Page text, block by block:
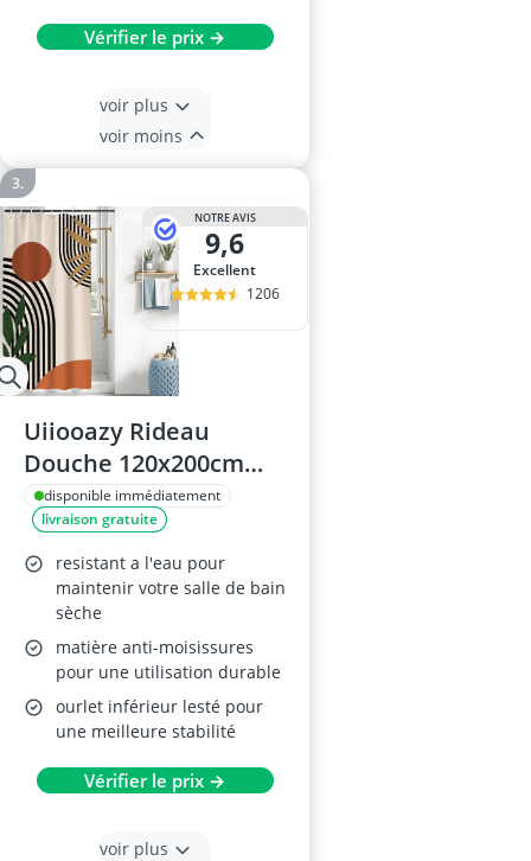
Vérifier le prix →
voir plus
voir moins
NOTRE AVIS
9,6
Excellent
1206
Uiiooazy Rideau
Douche 120x200cm
Orange
disponible immédiatement
livraison gratuite
resistant a l'eau pour
maintenir votre salle de bain
sèche
matière anti-moisissures
pour une utilisation durable
ourlet inférieur lesté pour
une meilleure stabilité
Vérifier le prix →
voir plus